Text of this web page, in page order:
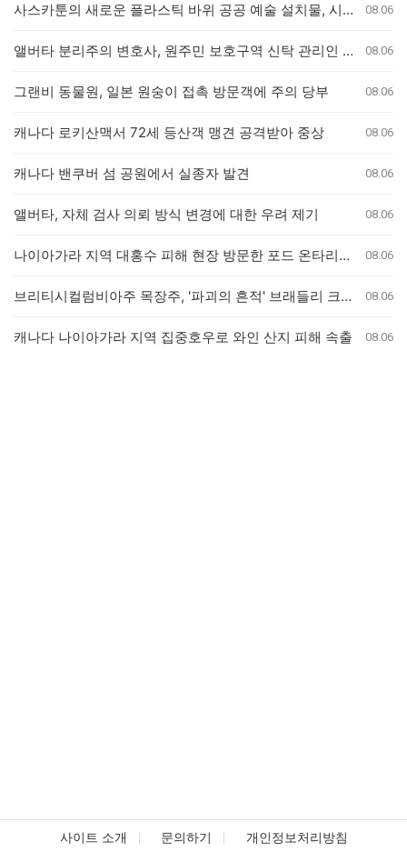
사스카툰의 새로운 플라스틱 바위 공공 예술 설치물, 시민들의 반응 엇갈려 08.06
앨버타 분리주의 변호사, 원주민 보호구역 신탁 관리인 직위 박탈 명령에 불복 항소 08.06
그랜비 동물원, 일본 원숭이 접촉 방문객에 주의 당부 08.06
캐나다 로키산맥서 72세 등산객 맹견 공격받아 중상 08.06
캐나다 밴쿠버 섬 공원에서 실종자 발견 08.06
앨버타, 자체 검사 의뢰 방식 변경에 대한 우려 제기 08.06
나이아가라 지역 대홍수 피해 현장 방문한 포드 온타리오 주총리, 재정 지원 발표는 없어 08.06
브리티시컬럼비아주 목장주, '파괴의 흔적' 브래들리 크릭 산불로 집 잃은 참상 증언 08.06
캐나다 나이아가라 지역 집중호우로 와인 산지 피해 속출 08.06
사이트 소개 문의하기 개인정보처리방침